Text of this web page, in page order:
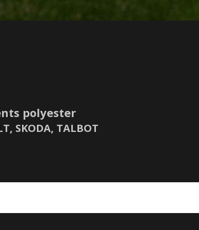
polyester
SKODA, TALBOT